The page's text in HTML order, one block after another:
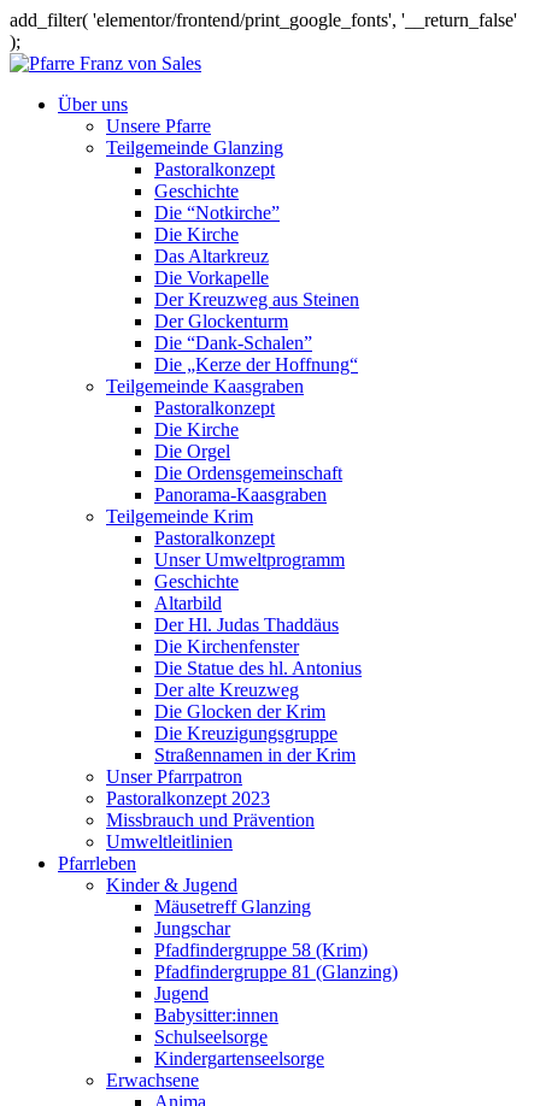
add_filter( 'elementor/frontend/print_google_fonts', '__return_false'
);
Über uns
Unsere Pfarre
Teilgemeinde Glanzing
Pastoralkonzept
Geschichte
Die “Notkirche”
Die Kirche
Das Altarkreuz
Die Vorkapelle
Der Kreuzweg aus Steinen
Der Glockenturm
Die “Dank-Schalen”
Die „Kerze der Hoffnung“
Teilgemeinde Kaasgraben
Pastoralkonzept
Die Kirche
Die Orgel
Die Ordensgemeinschaft
Panorama-Kaasgraben
Teilgemeinde Krim
Pastoralkonzept
Unser Umweltprogramm
Geschichte
Altarbild
Der Hl. Judas Thaddäus
Die Kirchenfenster
Die Statue des hl. Antonius
Der alte Kreuzweg
Die Glocken der Krim
Die Kreuzigungsgruppe
Straßennamen in der Krim
Unser Pfarrpatron
Pastoralkonzept 2023
Missbrauch und Prävention
Umweltleitlinien
Pfarrleben
Kinder & Jugend
Mäusetreff Glanzing
Jungschar
Pfadfindergruppe 58 (Krim)
Pfadfindergruppe 81 (Glanzing)
Jugend
Babysitter:innen
Schulseelsorge
Kindergartenseelsorge
Erwachsene
Anima